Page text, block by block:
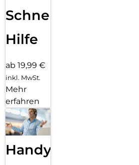
Schnelle
Hilfe
ab 19,99 €
inkl. MwSt.
Mehr
erfahren
Handy